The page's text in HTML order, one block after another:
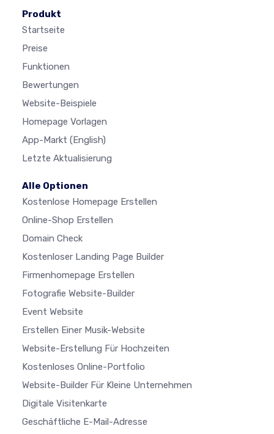
Produkt
Startseite
Preise
Funktionen
Bewertungen
Website-Beispiele
Homepage Vorlagen
App-Markt (English)
Letzte Aktualisierung
Alle Optionen
Kostenlose Homepage Erstellen
Online-Shop Erstellen
Domain Check
Kostenloser Landing Page Builder
Firmenhomepage Erstellen
Fotografie Website-Builder
Event Website
Erstellen Einer Musik-Website
Website-Erstellung Für Hochzeiten
Kostenloses Online-Portfolio
Website-Builder Für Kleine Unternehmen
Digitale Visitenkarte
Geschäftliche E-Mail-Adresse